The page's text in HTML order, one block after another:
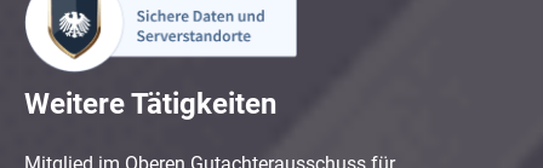
Weitere Tätigkeiten